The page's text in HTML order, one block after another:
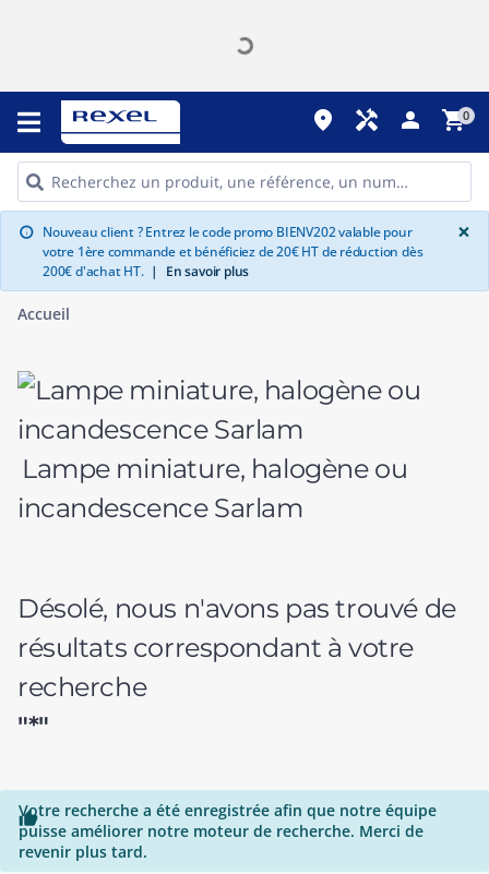
place handyman person shopping_cart0
info Nouveau client ? Entrez le code promo BIENV202 valable pour
votre 1ère commande et bénéficiez de 20€ HT de réduction dès
200€ d'achat HT. | En savoir plus
×
Accueil
Lampe miniature, halogène ou
incandescence Sarlam
Désolé, nous n'avons pas trouvé de
résultats correspondant à votre
recherche
"*"

Votre recherche a été enregistrée afin que notre équipe
puisse améliorer notre moteur de recherche. Merci de
revenir plus tard.